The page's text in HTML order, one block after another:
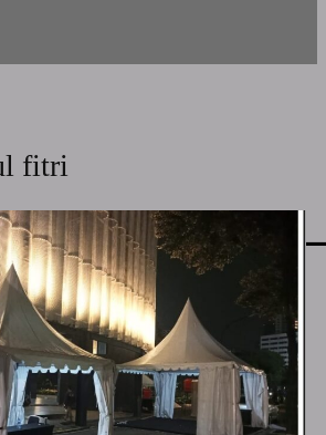
fitri